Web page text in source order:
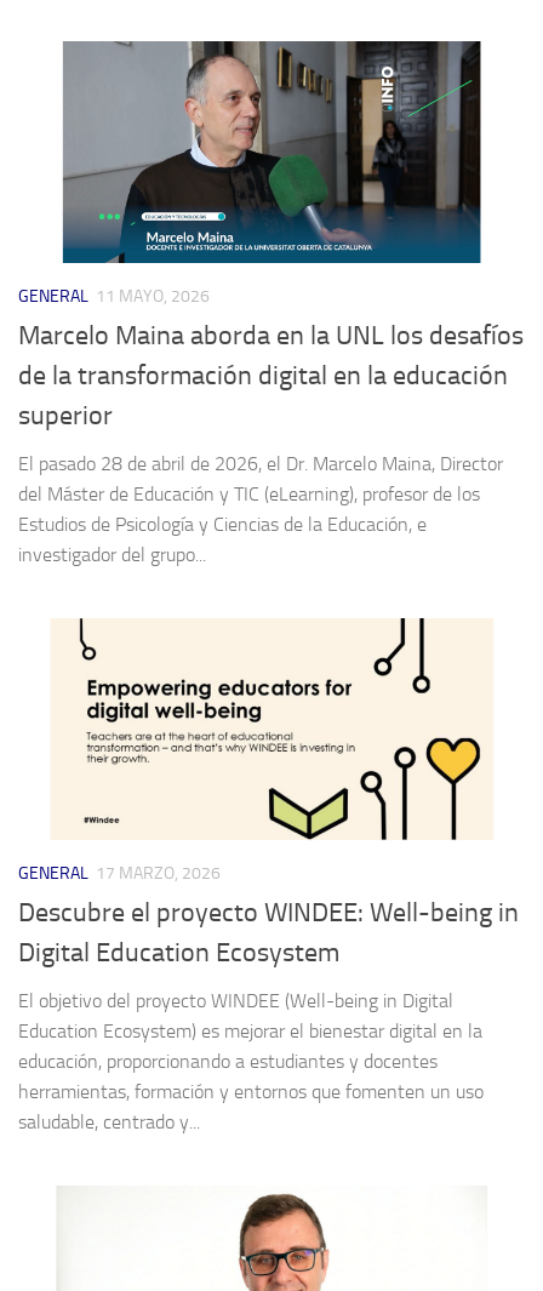
GENERAL 11 MAYO, 2026
Marcelo Maina aborda en la UNL los desafíos
de la transformación digital en la educación
superior
El pasado 28 de abril de 2026, el Dr. Marcelo Maina, Director
del Máster de Educación y TIC (eLearning), profesor de los
Estudios de Psicología y Ciencias de la Educación, e
investigador del grupo...
GENERAL 17 MARZO, 2026
Descubre el proyecto WINDEE: Well-being in
Digital Education Ecosystem
El objetivo del proyecto WINDEE (Well-being in Digital
Education Ecosystem) es mejorar el bienestar digital en la
educación, proporcionando a estudiantes y docentes
herramientas, formación y entornos que fomenten un uso
saludable, centrado y...